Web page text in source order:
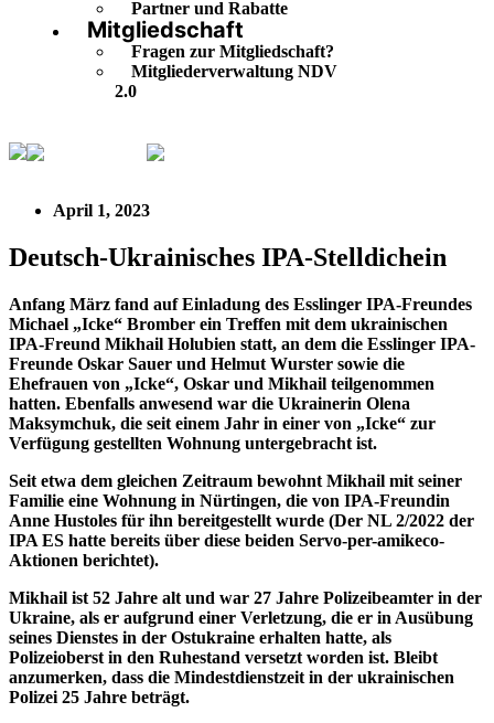
Partner und Rabatte
Mitgliedschaft
Fragen zur Mitgliedschaft?
Mitgliederverwaltung NDV
2.0
April 1, 2023
Deutsch-Ukrainisches IPA-Stelldichein
Anfang März fand auf Einladung des Esslinger IPA-Freundes
Michael „Icke“ Bromber ein Treffen mit dem ukrainischen
IPA-Freund Mikhail Holubien statt, an dem die Esslinger IPA-
Freunde Oskar Sauer und Helmut Wurster sowie die
Ehefrauen von „Icke“, Oskar und Mikhail teilgenommen
hatten. Ebenfalls anwesend war die Ukrainerin Olena
Maksymchuk, die seit einem Jahr in einer von „Icke“ zur
Verfügung gestellten Wohnung untergebracht ist.
Seit etwa dem gleichen Zeitraum bewohnt Mikhail mit seiner
Familie eine Wohnung in Nürtingen, die von IPA-Freundin
Anne Hustoles für ihn bereitgestellt wurde (Der NL 2/2022 der
IPA ES hatte bereits über diese beiden Servo-per-amikeco-
Aktionen berichtet).
Mikhail ist 52 Jahre alt und war 27 Jahre Polizeibeamter in der
Ukraine, als er aufgrund einer Verletzung, die er in Ausübung
seines Dienstes in der Ostukraine erhalten hatte, als
Polizeioberst in den Ruhestand versetzt worden ist. Bleibt
anzumerken, dass die Mindestdienstzeit in der ukrainischen
Polizei 25 Jahre beträgt.